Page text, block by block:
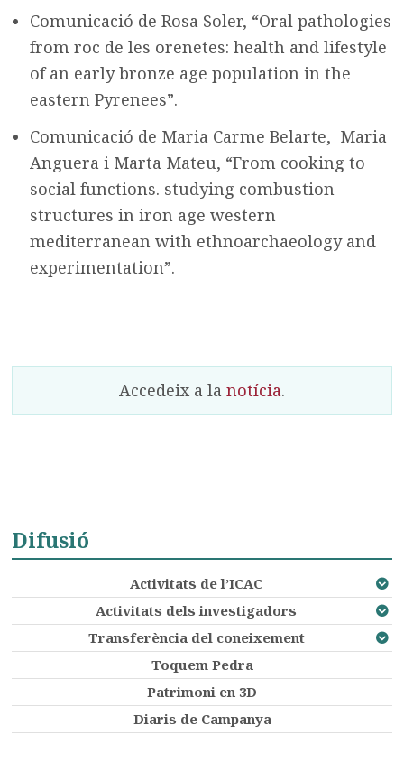
Comunicació de Rosa Soler, “Oral pathologies
from roc de les orenetes: health and lifestyle
of an early bronze age population in the
eastern Pyrenees”.
Comunicació de Maria Carme Belarte, Maria
Anguera i Marta Mateu, “From cooking to
social functions. studying combustion
structures in iron age western
mediterranean with ethnoarchaeology and
experimentation”.
Accedeix a la notícia.
Difusió
Activitats de l’ICAC
Activitats dels investigadors
Transferència del coneixement
Toquem Pedra
Patrimoni en 3D
Diaris de Campanya